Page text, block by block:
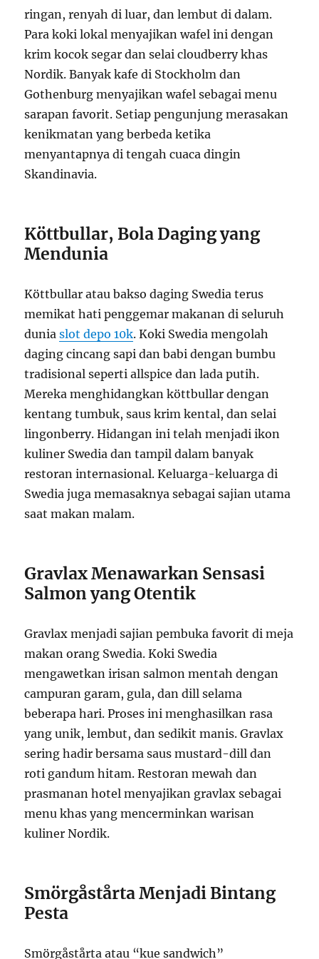
ringan, renyah di luar, dan lembut di dalam.
Para koki lokal menyajikan wafel ini dengan
krim kocok segar dan selai cloudberry khas
Nordik. Banyak kafe di Stockholm dan
Gothenburg menyajikan wafel sebagai menu
sarapan favorit. Setiap pengunjung merasakan
kenikmatan yang berbeda ketika
menyantapnya di tengah cuaca dingin
Skandinavia.
Köttbullar, Bola Daging yang
Mendunia
Köttbullar atau bakso daging Swedia terus
memikat hati penggemar makanan di seluruh
duniaslot depo 10k. Koki Swedia mengolah
daging cincang sapi dan babi dengan bumbu
tradisional seperti allspice dan lada putih.
Mereka menghidangkan köttbullar dengan
kentang tumbuk, saus krim kental, dan selai
lingonberry. Hidangan ini telah menjadi ikon
kuliner Swedia dan tampil dalam banyak
restoran internasional. Keluarga-keluarga di
Swedia juga memasaknya sebagai sajian utama
saat makan malam.
Gravlax Menawarkan Sensasi
Salmon yang Otentik
Gravlax menjadi sajian pembuka favorit di meja
makan orang Swedia. Koki Swedia
mengawetkan irisan salmon mentah dengan
campuran garam, gula, dan dill selama
beberapa hari. Proses ini menghasilkan rasa
yang unik, lembut, dan sedikit manis. Gravlax
sering hadir bersama saus mustard-dill dan
roti gandum hitam. Restoran mewah dan
prasmanan hotel menyajikan gravlax sebagai
menu khas yang mencerminkan warisan
kuliner Nordik.
Smörgåstårta Menjadi Bintang
Pesta
Smörgåstårta atau “kue sandwich”